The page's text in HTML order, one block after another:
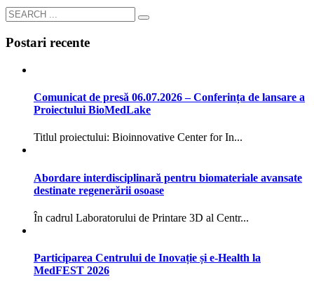
Postari recente
Comunicat de presă 06.07.2026 – Conferința de lansare a
Proiectului BioMedLake
Titlul proiectului: Bioinnovative Center for In...
Abordare interdisciplinară pentru biomateriale avansate
destinate regenerării osoase
În cadrul Laboratorului de Printare 3D al Centr...
Participarea Centrului de Inovație și e-Health la
MedFEST 2026